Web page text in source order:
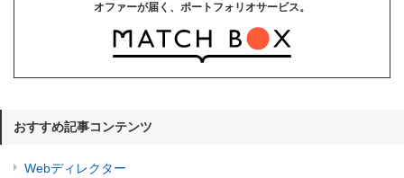
オファーが届く、ポートフォリオサービス。
おすすめ記事コンテンツ
Webディレクター